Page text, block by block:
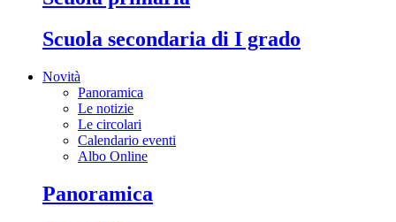
Scuola secondaria di I grado
Novità
Panoramica
Le notizie
Le circolari
Calendario eventi
Albo Online
Panoramica